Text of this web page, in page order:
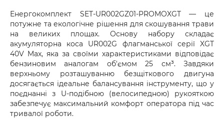
Енергокомплект SET-UR002GZ01-PROMOXGT — це
потужне та екологічне рішення для скошування трави
на великих площах. Основу набору складає
акумуляторна коса UR002G флагманської серії XGT
40V Max, яка за своїми характеристиками відповідає
бензиновим аналогам об'ємом 25 см³. Завдяки
верхньому розташуванню безщіткового двигуна
досягається ідеальне балансування інструменту, що у
поєднанні з U-подібною (велосипедною) рукояткою
забезпечує максимальний комфорт оператора під час
тривалої роботи.